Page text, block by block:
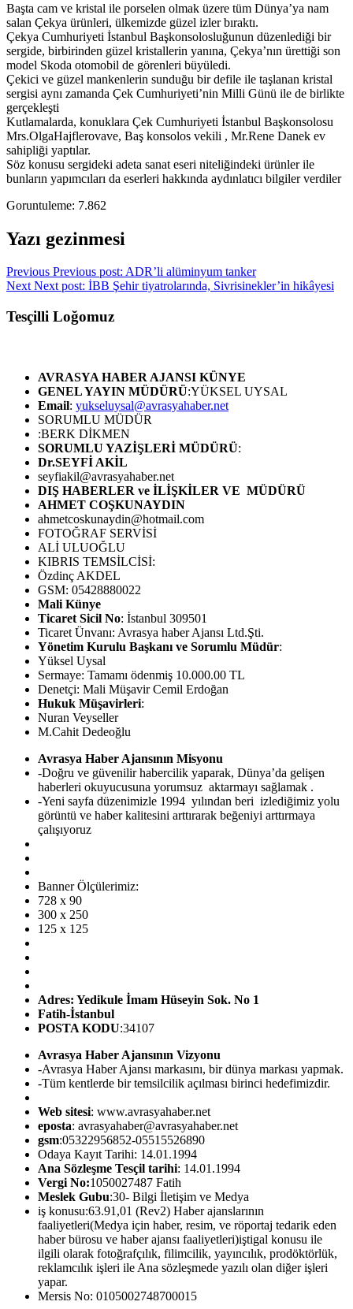
Başta cam ve kristal ile porselen olmak üzere tüm Dünya’ya nam
salan Çekya ürünleri, ülkemizde güzel izler bıraktı.
Çekya Cumhuriyeti İstanbul Başkonsolosluğunun düzenlediği bir
sergide, birbirinden güzel kristallerin yanına, Çekya’nın ürettiği son
model Skoda otomobil de görenleri büyüledi.
Çekici ve güzel mankenlerin sunduğu bir defile ile taşlanan kristal
sergisi aynı zamanda Çek Cumhuriyeti’nin Milli Günü ile de birlikte
gerçekleşti
Kutlamalarda, konuklara Çek Cumhuriyeti İstanbul Başkonsolosu
Mrs.OlgaHajflerovave, Baş konsolos vekili , Mr.Rene Danek ev
sahipliği yaptılar.
Söz konusu sergideki adeta sanat eseri niteliğindeki ürünler ile
bunların yapımcıları da eserleri hakkında aydınlatıcı bilgiler verdiler
Goruntuleme: 7.862
Yazı gezinmesi
Previous Previous post: ADR’li alüminyum tanker
Next Next post: İBB Şehir tiyatrolarında, Sivrisinekler’in hikâyesi
Tesçilli Loğomuz
AVRASYA HABER AJANSI KÜNYE
GENEL YAYIN MÜDÜRÜ:YÜKSEL UYSAL
Email: yukseluysal@avrasyahaber.net
SORUMLU MÜDÜR
:BERK DİKMEN
SORUMLU YAZİŞLERİ MÜDÜRÜ:
Dr.SEYFİ AKİL
seyfiakil@avrasyahaber.net
DIŞ HABERLER ve İLİŞKİLER VE MÜDÜRÜ
AHMET COŞKUNAYDIN
ahmetcoskunaydin@hotmail.com
FOTOĞRAF SERVİSİ
ALİ ULUOĞLU
KIBRIS TEMSİLCİSİ:
Özdinç AKDEL
GSM: 05428880022
Mali Künye
Ticaret Sicil No: İstanbul 309501
Ticaret Ünvanı: Avrasya haber Ajansı Ltd.Şti.
Yönetim Kurulu Başkanı ve Sorumlu Müdür:
Yüksel Uysal
Sermaye: Tamamı ödenmiş 10.000.00 TL
Denetçi: Mali Müşavir Cemil Erdoğan
Hukuk Müşavirleri:
Nuran Veyseller
M.Cahit Dedeoğlu
Avrasya Haber Ajansının Misyonu
-Doğru ve güvenilir habercilik yaparak, Dünya’da gelişen
haberleri okuyucusuna yorumsuz aktarmayı sağlamak .
-Yeni sayfa düzenimizle 1994 yılından beri izlediğimiz yolu
görüntü ve haber kalitesini arttırarak beğeniyi arttırmaya
çalışıyoruz
Banner Ölçülerimiz:
728 x 90
300 x 250
125 x 125
Adres: Yedikule İmam Hüseyin Sok. No 1
Fatih-İstanbul
POSTA KODU:34107
Avrasya Haber Ajansının Vizyonu
-Avrasya Haber Ajansı markasını, bir dünya markası yapmak.
-Tüm kentlerde bir temsilcilik açılması birinci hedefimizdir.
Web sitesi: www.avrasyahaber.net
eposta: avrasyahaber@avrasyahaber.net
gsm:05322956852-05515526890
Odaya Kayıt Tarihi: 14.01.1994
Ana Sözleşme Tesçil tarihi: 14.01.1994
Vergi No:1050027487 Fatih
Meslek Gubu:30- Bilgi İletişim ve Medya
iş konusu:63.91,01 (Rev2) Haber ajanslarının
faaliyetleri(Medya için haber, resim, ve röportaj tedarik eden
haber bürosu ve haber ajansı faaliyetleri)iştigal konusu ile
ilgili olarak fotoğrafçılık, filimcilik, yayıncılık, prodöktörlük,
reklamcılık işleri ile Ana sözleşmede yazılı olan diğer işleri
yapar.
Mersis No: 0105002748700015